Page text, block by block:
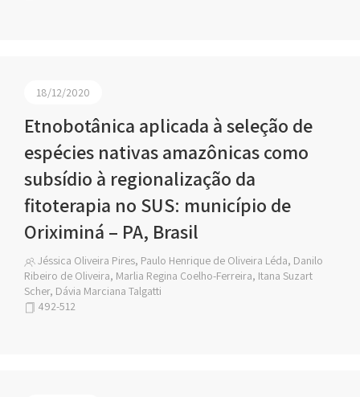
18/12/2020
Etnobotânica aplicada à seleção de
espécies nativas amazônicas como
subsídio à regionalização da
fitoterapia no SUS: município de
Oriximiná – PA, Brasil
Jéssica Oliveira Pires, Paulo Henrique de Oliveira Léda, Danilo
Ribeiro de Oliveira, Marlia Regina Coelho-Ferreira, Itana Suzart
Scher, Dávia Marciana Talgatti
492-512